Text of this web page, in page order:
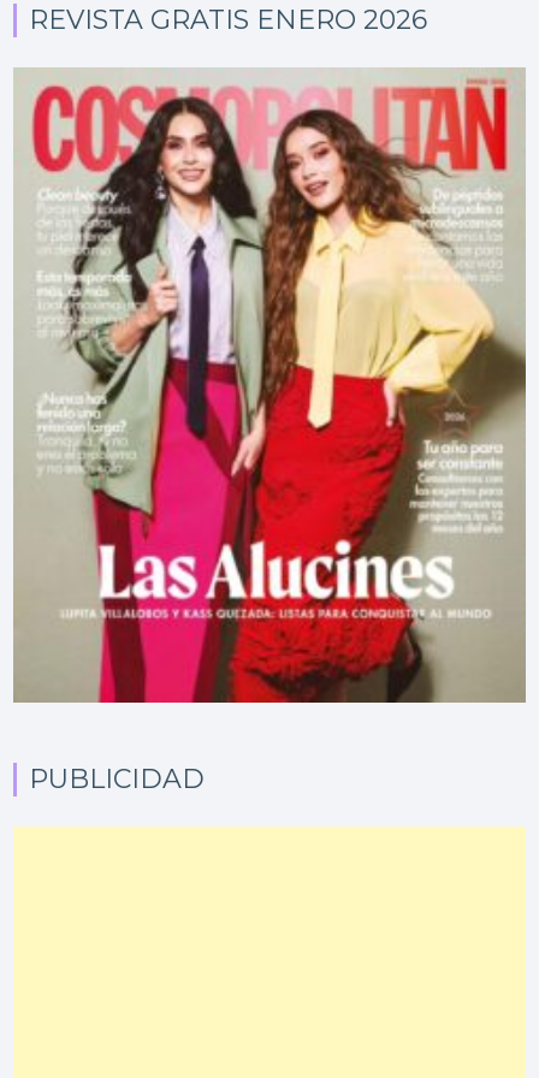
REVISTA GRATIS ENERO 2026
PUBLICIDAD